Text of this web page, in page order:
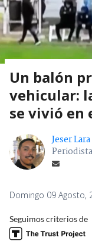
Un balón
vehicular:
se vivió
Jeser Lara
Domingo 09 Agosto,
Seguimos criterios de